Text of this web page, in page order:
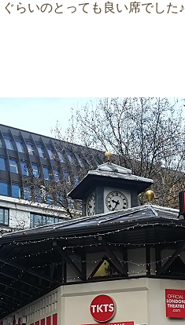
らいのとっても良い席でした♪